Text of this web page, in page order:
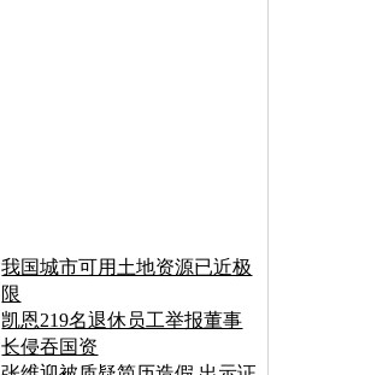
我国城市可用土地资源已近极
限
凯恩219名退休员工举报董事
长侵吞国资